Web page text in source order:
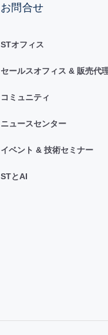
お問合せ
STオフィス
セールスオフィス & 販売代
コミュニティ
ニュースセンター
イベント & 技術セミナー
STとAI